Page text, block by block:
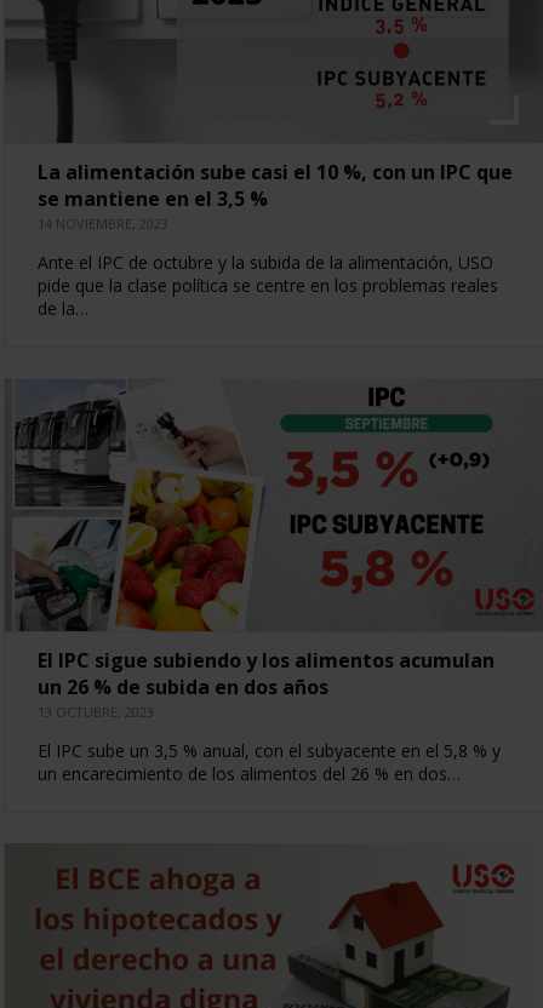
La alimentación sube casi el 10 %, con un IPC que
se mantiene en el 3,5 %
14 NOVIEMBRE, 2023
Ante el IPC de octubre y la subida de la alimentación, USO
pide que la clase política se centre en los problemas reales
de la…
El IPC sigue subiendo y los alimentos acumulan
un 26 % de subida en dos años
13 OCTUBRE, 2023
El IPC sube un 3,5 % anual, con el subyacente en el 5,8 % y
un encarecimiento de los alimentos del 26 % en dos…